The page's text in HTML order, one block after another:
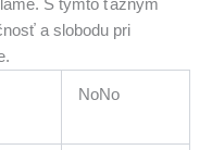
S týmto ťažným
a slobodu pri
NoNo